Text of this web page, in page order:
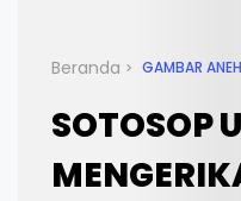
Beranda GAMBAR
SOTOSOP